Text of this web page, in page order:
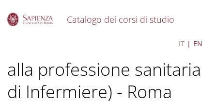
Catalogo dei corsi di studio
IT EN
Infermieristica (abilitante
alla professione sanitaria
di Infermiere) - Roma